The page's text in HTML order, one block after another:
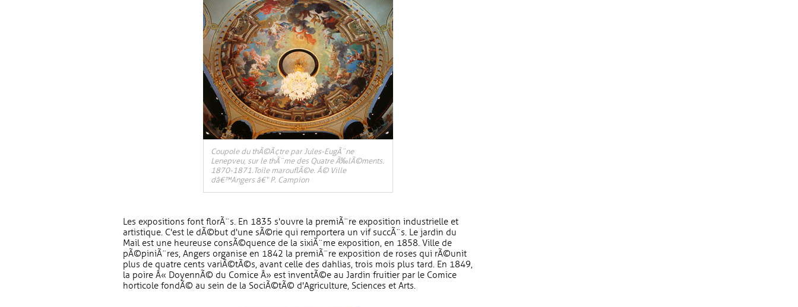
Coupole du thÃ©Ã¢tre par Jules-EugÃ¨ne
Lenepveu, sur le thÃ¨me des Quatre Ã‰lÃ©ments.
1870-1871.Toile marouflÃ©e. Â© Ville
dâ€™Angers â€“ P. Campion
Les expositions font florÃ¨s. En 1835 s'ouvre la premiÃ¨re exposition industrielle et
artistique. C'est le dÃ©but d'une sÃ©rie qui remportera un vif succÃ¨s. Le jardin du
Mail est une heureuse consÃ©quence de la sixiÃ¨me exposition, en 1858. Ville de
pÃ©piniÃ¨res, Angers organise en 1842 la premiÃ¨re exposition de roses qui rÃ©unit
plus de quatre cents variÃ©tÃ©s, avant celle des dahlias, trois mois plus tard. En 1849,
la poire Â« DoyennÃ© du Comice Â» est inventÃ©e au Jardin fruitier par le Comice
horticole fondÃ© au sein de la SociÃ©tÃ© d'Agriculture, Sciences et Arts.